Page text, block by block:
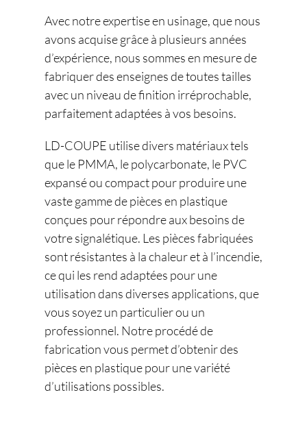
Avec notre expertise en usinage, que nous
avons acquise grâce à plusieurs années
d’expérience, nous sommes en mesure de
fabriquer des enseignes de toutes tailles
avec un niveau de finition irréprochable,
parfaitement adaptées à vos besoins.
LD-COUPE utilise divers matériaux tels
que le PMMA, le polycarbonate, le PVC
expansé ou compact pour produire une
vaste gamme de pièces en plastique
conçues pour répondre aux besoins de
votre signalétique. Les pièces fabriquées
sont résistantes à la chaleur et à l’incendie,
ce qui les rend adaptées pour une
utilisation dans diverses applications, que
vous soyez un particulier ou un
professionnel. Notre procédé de
fabrication vous permet d’obtenir des
pièces en plastique pour une variété
d’utilisations possibles.